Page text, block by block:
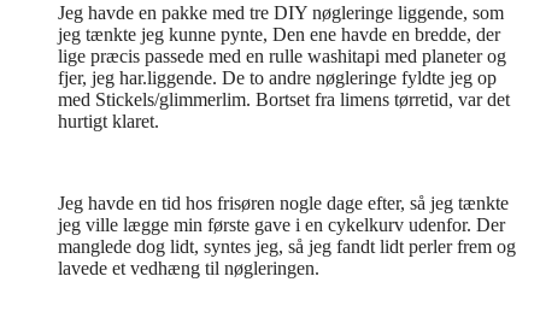
Jeg havde en pakke med tre DIY nøgleringe liggende, som
jeg tænkte jeg kunne pynte, Den ene havde en bredde, der
lige præcis passede med en rulle washitapi med planeter og
fjer, jeg har.liggende. De to andre nøgleringe fyldte jeg op
med Stickels/glimmerlim. Bortset fra limens tørretid, var det
hurtigt klaret.
Jeg havde en tid hos frisøren nogle dage efter, så jeg tænkte
jeg ville lægge min første gave i en cykelkurv udenfor. Der
manglede dog lidt, syntes jeg, så jeg fandt lidt perler frem og
lavede et vedhæng til nøgleringen.